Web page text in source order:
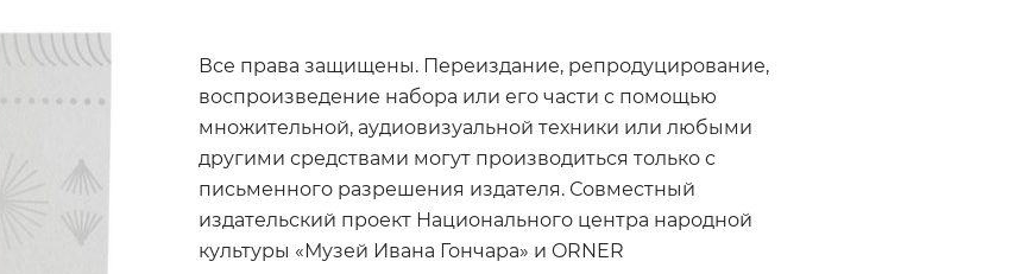
Все права защищены. Переиздание, репродуцирование,
воспроизведение набора или его части с помощью
множительной, аудиовизуальной техники или любыми
другими средствами могут производиться только с
письменного разрешения издателя. Совместный
издательский проект Национального центра народной
культуры «Музей Ивана Гончара» и ORNER